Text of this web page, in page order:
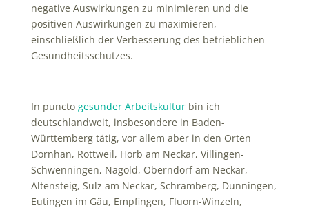
negative Auswirkungen zu minimieren und die
positiven Auswirkungen zu maximieren,
einschließlich der Verbesserung des betrieblichen
Gesundheitsschutzes.
In puncto gesunder Arbeitskulturbin ich
deutschlandweit, insbesondere in Baden-
Württemberg tätig, vor allem aber in den Orten
Dornhan, Rottweil, Horb am Neckar, Villingen-
Schwenningen, Nagold, Oberndorf am Neckar,
Altensteig, Sulz am Neckar, Schramberg, Dunningen,
Eutingen im Gäu, Empfingen, Fluorn-Winzeln,